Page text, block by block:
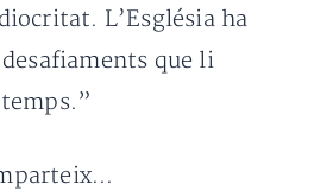
L’Església ha
que li